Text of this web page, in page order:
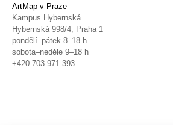
ArtMap v Praze
Kampus Hybernská
Hybernská 998/4, Praha 1
pondělí–pátek 8–18 h
sobota–neděle 9–18 h
+420 703 971 393